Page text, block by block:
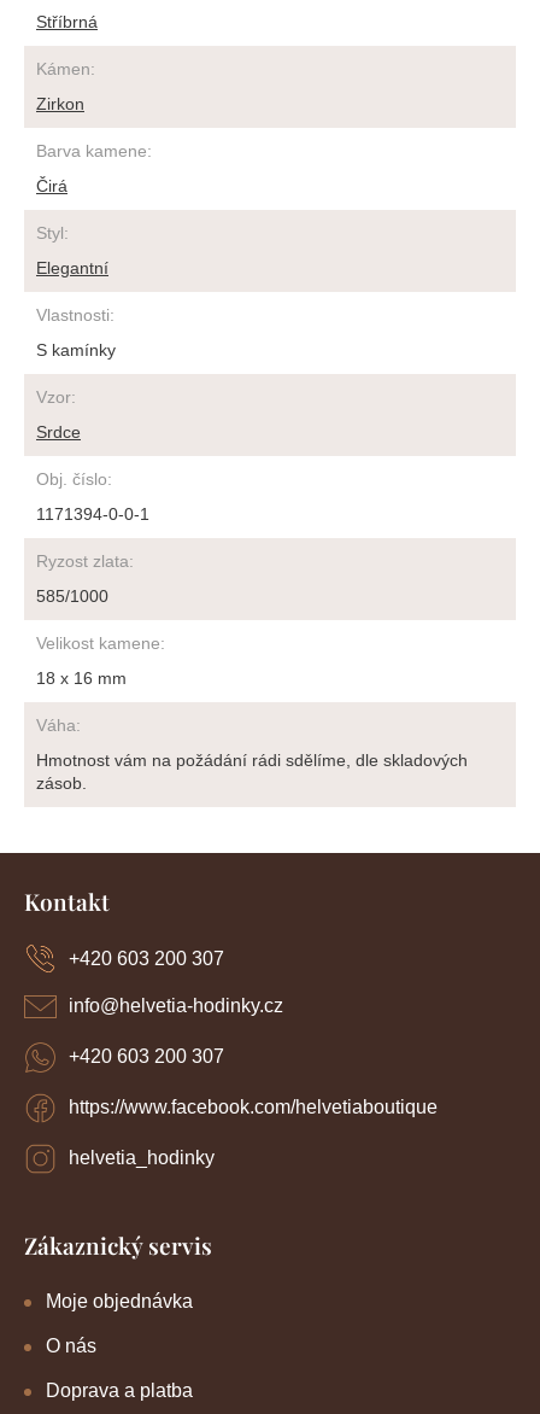
Stříbrná
Kámen:
Zirkon
Barva kamene:
Čirá
Styl:
Elegantní
Vlastnosti:
S kamínky
Vzor:
Srdce
Obj. číslo:
1171394-0-0-1
Ryzost zlata:
585/1000
Velikost kamene:
18 x 16 mm
Váha:
Hmotnost vám na požádání rádi sdělíme, dle skladových
zásob.
Kontakt
info@helvetia-hodinky.cz
+420 603 200 307
https://www.facebook.com/helvetiaboutique
helvetia_hodinky
+420 603 200 307
Zákaznický servis
Moje objednávka
O nás
Doprava a platba